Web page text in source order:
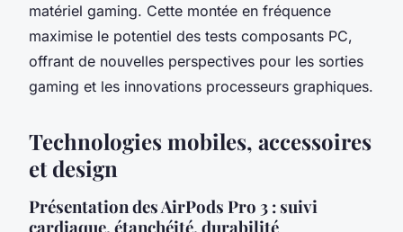
matériel gaming. Cette montée en fréquence
maximise le potentiel des tests composants PC,
offrant de nouvelles perspectives pour les sorties
gaming et les innovations processeurs graphiques.
Technologies mobiles, accessoires
et design
Présentation des AirPods Pro 3 : suivi
cardiaque, étanchéité, durabilité